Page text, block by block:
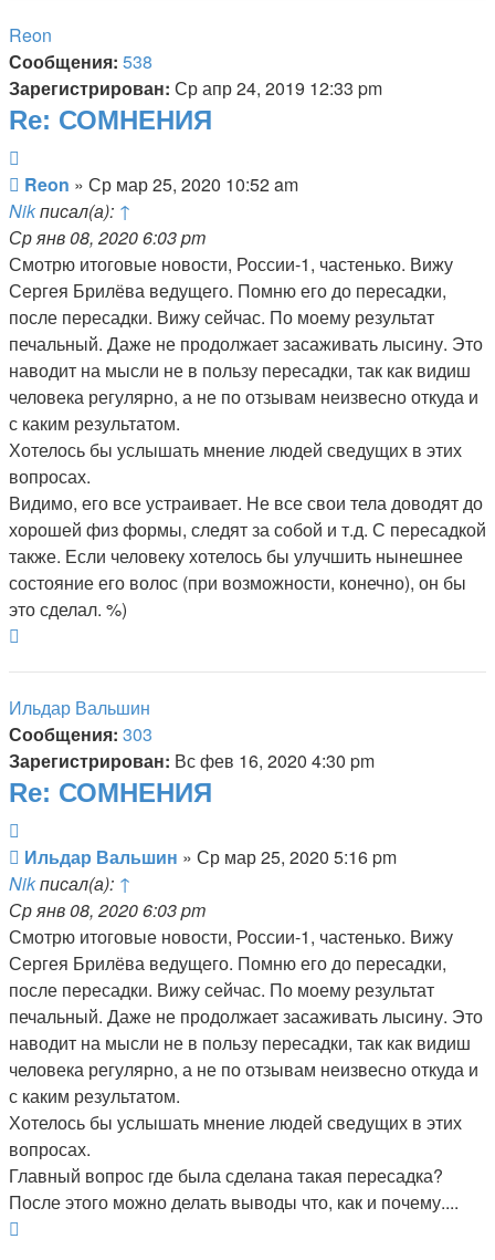
Reon
Сообщения: 538
Зарегистрирован: Ср апр 24, 2019 12:33 pm
Re: СОМНЕНИЯ
Сообщение
Reon » Ср мар 25, 2020 10:52 am
Nikписал(а): ↑
Ср янв 08, 2020 6:03 pm
Смотрю итоговые новости, России-1, частенько. Вижу
Сергея Брилёва ведущего. Помню его до пересадки,
после пересадки. Вижу сейчас. По моему результат
печальный. Даже не продолжает засаживать лысину. Это
наводит на мысли не в пользу пересадки, так как видиш
человека регулярно, а не по отзывам неизвесно откуда и
с каким результатом.
Хотелось бы услышать мнение людей сведущих в этих
вопросах.
Видимо, его все устраивает. Не все свои тела доводят до
хорошей физ формы, следят за собой и т.д. С пересадкой
также. Если человеку хотелось бы улучшить нынешнее
состояние его волос (при возможности, конечно), он бы
это сделал. %)
Ильдар Вальшин
Сообщения: 303
Зарегистрирован: Вс фев 16, 2020 4:30 pm
Re: СОМНЕНИЯ
Сообщение
Ильдар Вальшин » Ср мар 25, 2020 5:16 pm
Nikписал(а): ↑
Ср янв 08, 2020 6:03 pm
Смотрю итоговые новости, России-1, частенько. Вижу
Сергея Брилёва ведущего. Помню его до пересадки,
после пересадки. Вижу сейчас. По моему результат
печальный. Даже не продолжает засаживать лысину. Это
наводит на мысли не в пользу пересадки, так как видиш
человека регулярно, а не по отзывам неизвесно откуда и
с каким результатом.
Хотелось бы услышать мнение людей сведущих в этих
вопросах.
Главный вопрос где была сделана такая пересадка?
После этого можно делать выводы что, как и почему....